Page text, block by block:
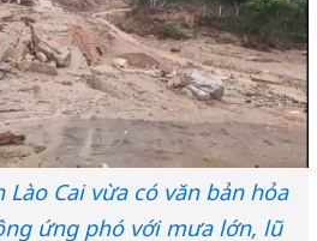
Lào Cai vừa có văn bản hỏa
ứng phó với mưa lớn, lũ